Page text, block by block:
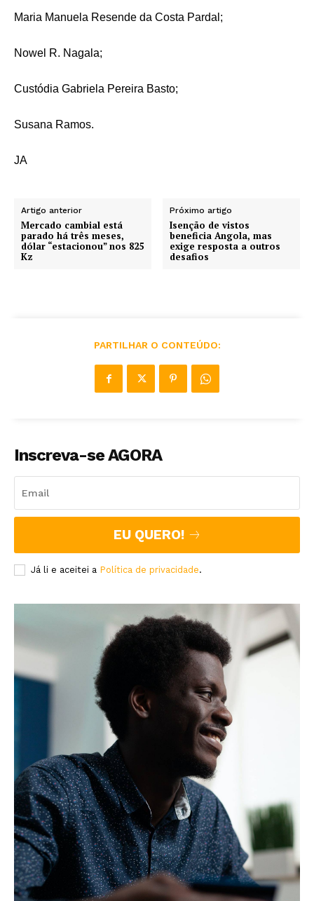
Maria Manuela Resende da Costa Pardal;
Nowel R. Nagala;
Custódia Gabriela Pereira Basto;
Susana Ramos.
JA
Artigo anterior
Mercado cambial está
parado há três meses,
dólar “estacionou” nos 825
Kz
Próximo artigo
Isenção de vistos
beneficia Angola, mas
exige resposta a outros
desafios
PARTILHAR O CONTEÚDO:
Inscreva-se AGORA
EU QUERO!
Já li e aceitei a Política de privacidade.